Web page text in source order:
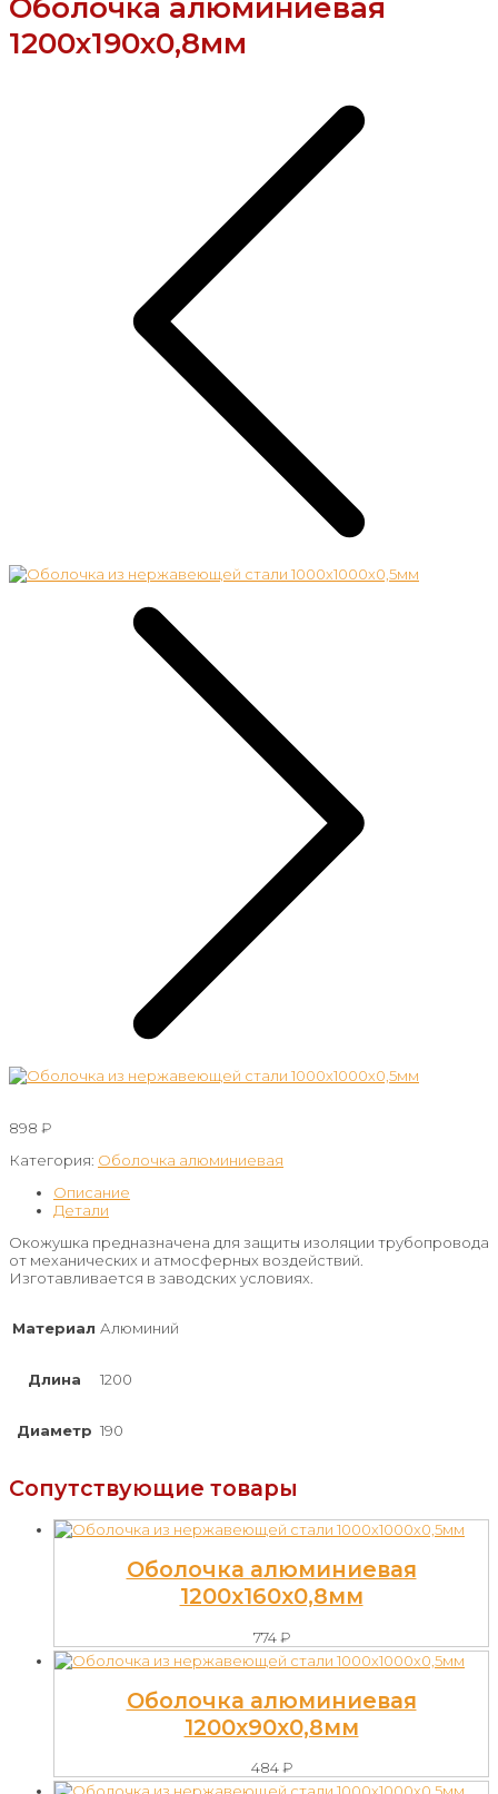
Оболочка алюминиевая
1200х190х0,8мм
898 ₽
Категория: Оболочка алюминиевая
Описание
Детали
Окожушка предназначена для защиты изоляции трубопровода
от механических и атмосферных воздействий.
Изготавливается в заводских условиях.
Материал Алюминий
Длина 1200
Диаметр 190
Сопутствующие товары
Оболочка алюминиевая
1200х160х0,8мм
774₽
Оболочка алюминиевая
1200х90х0,8мм
484₽